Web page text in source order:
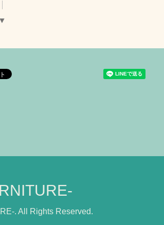
▼
. All Rights Reserved.